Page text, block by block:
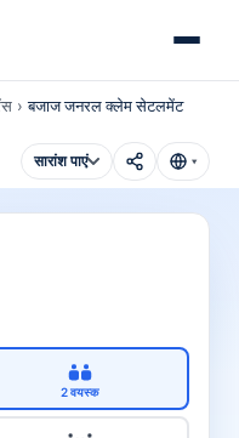
›बजाज जनरल क्लेम सेटलमेंट
सारांश पाएं ▾
2 वयस्क